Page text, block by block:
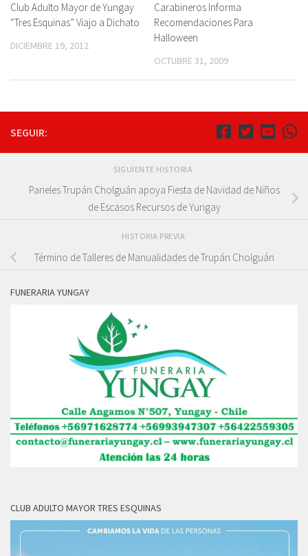
Club Adulto Mayor de Yungay
“Tres Esquinas” Viajo a Dichato
DICIEMBRE 19, 2012
Carabineros Informa
Recomendaciones Para
Halloween
OCTUBRE 31, 2009
SEGUIR:
SIGUIENTE HISTORIA
Paneles Trupán Cholguán apoya Fiesta de Navidad de Niños
de Escasos Recursos de Yungay
HISTORIA PREVIA
Término de Talleres de Manualidades de Trupán Cholguán
FUNERARIA YUNGAY
CLUB ADULTO MAYOR TRES ESQUINAS